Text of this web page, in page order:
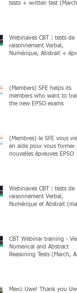
tests + written test
Webinaires CBT : tests de
raisonnement Verbal,
Numérique, Abstrait +
(Members) SFE helps its
members who want to
the new EPSO exams
(Membres) le SFE vous
en aide pour vous former
nouvelles épreuves EPSO
Webinaires CBT : tests de
raisonnement Verbal,
Numérique et Abstrait
CBT Webinar training -
Numerical and Abstract
Reasoning Tests (March,
Merci Uwe! Thank you